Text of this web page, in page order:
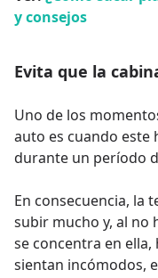
y consejos
Evita que la
Uno de los
auto es cuando este
durante un período
En consecuencia, la
subir mucho y, al no
se concentra en
sientan incómodos,